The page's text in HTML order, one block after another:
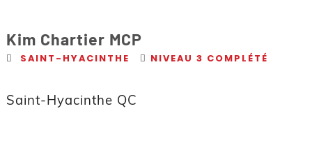
Kim Chartier MCP
SAINT-HYACINTHE NIVEAU 3 COMPLÉTÉ
Saint-Hyacinthe QC